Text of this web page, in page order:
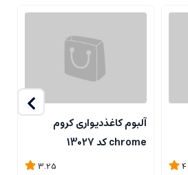
4
آلبوم کاغذدیواری کروم
chrome کد 13027
3.25